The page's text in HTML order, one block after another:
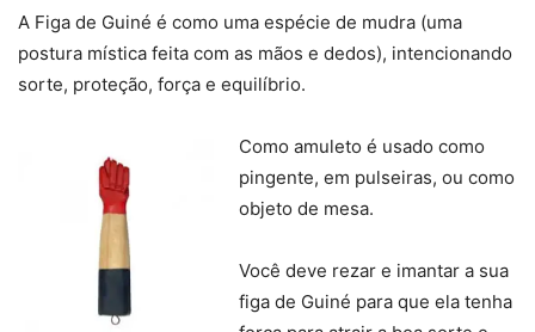
A Figa de Guiné é como uma espécie de mudra (uma
postura mística feita com as mãos e dedos), intencionando
sorte, proteção, força e equilíbrio.
Como amuleto é usado como
pingente, em pulseiras, ou como
objeto de mesa.
Você deve rezar e imantar a sua
figa de Guiné para que ela tenha